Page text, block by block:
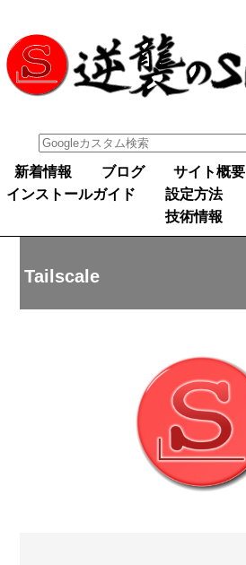
新着情報 ブログ サイト概要
インストールガイド
設定方法
技術情報
Tailscale